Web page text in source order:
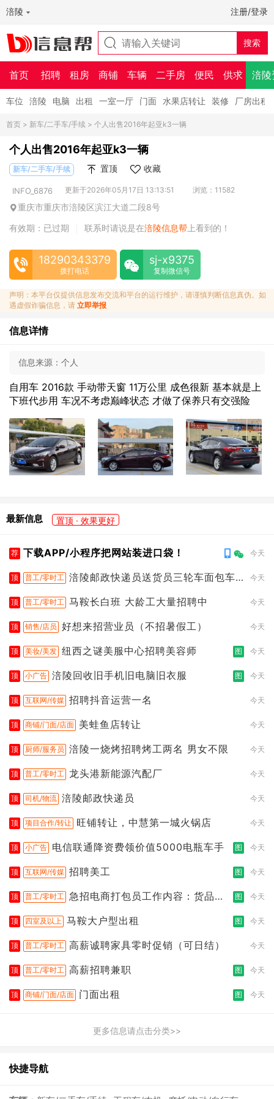
涪陵 注册/登录
首页 招聘 租房 商铺 车辆 二手房 便民 供求 涪陵
车位 涪陵 电脑 出租 一室一厅 门面 水果店转让 装修 厂房出租
首页 > 新车/二手车/手续 > 个人出售2016年起亚k3一辆
个人出售2016年起亚k3一辆
新车/二手车/手续 置顶 收藏
INFO_6876 更新于2026年05月17日 13:13:51 浏览：11582
重庆市重庆市涪陵区滨江大道二段8号
有效期：已过期
联系时请说是在涪陵信息帮 上看到的！
18290343379
拨打电话
sj-x9375
复制微信号
声明：本平台仅提供信息发布交流和平台的运行维护，请谨慎判断信息真伪。如
遇虚假诈骗信息，请 立即举报
信息详情
信息来源： 个人
自用车 2016款 手动带天窗 11万公里 成色很新 基本就是上
下班代步用 车况不考虑巅峰状态 才做了保养只有交强险
最新信息 置顶 · 效果更好
荐 下载APP/小程序把网站装进口袋！ 今天
顶 普工/零时工 涪陵邮政快递员送货员三轮车面包车
今天
顶 普工/零时工 马鞍长白班 大龄工大量招聘中 今天
顶 销售/店员 好想来招营业员（不招暑假工） 今天
顶 美妆/美发 纽西之谜美服中心招聘美容师 图 今天
顶 小广告 涪陵回收旧手机旧电脑旧衣服 图 今天
顶 互联网/传媒 招聘抖音运营一名 今天
顶 商铺/门面/店面 美蛙鱼店转让 今天
顶 厨师/服务员 涪陵一烧烤招聘烤工两名 男女不限 今天
顶 普工/零时工 龙头港新能源汽配厂 今天
顶 司机/物流 涪陵邮政快递员 今天
顶 项目合作/转让 旺铺转让，中慧第一城火锅店 今天
顶 小广告 电信联通降资费领价值5000电瓶车手 图 今天
顶 互联网/传媒 招聘美工 图 今天
顶 普工/零时工 急招电商打包员工作内容：货品分
图 今天
顶 四室及以上 马鞍大户型出租 图 今天
顶 普工/零时工 高薪诚聘家具零时促销（可日结） 今天
顶 普工/零时工 高薪招聘兼职 图 今天
顶 商铺/门面/店面 门面出租 图 今天
更多信息请点击分类>>
快捷导航